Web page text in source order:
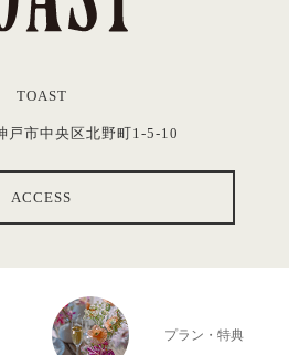
TOAST
戸市中央区北野町1-5-10
ACCESS
プラン・特典